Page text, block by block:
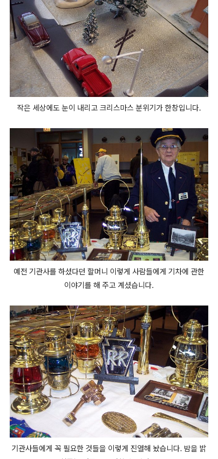
작은 세상에도 눈이 내리고 크리스마스 분위기가 한창입니다.
예전 기관사를 하셨다던 할머니 이렇게 사람들에게 기차에 관한
이야기를 해 주고 계셨습니다.
기관사들에게 꼭 필요한 것들을 이렇게 진열해 놨습니다. 밤을 밝